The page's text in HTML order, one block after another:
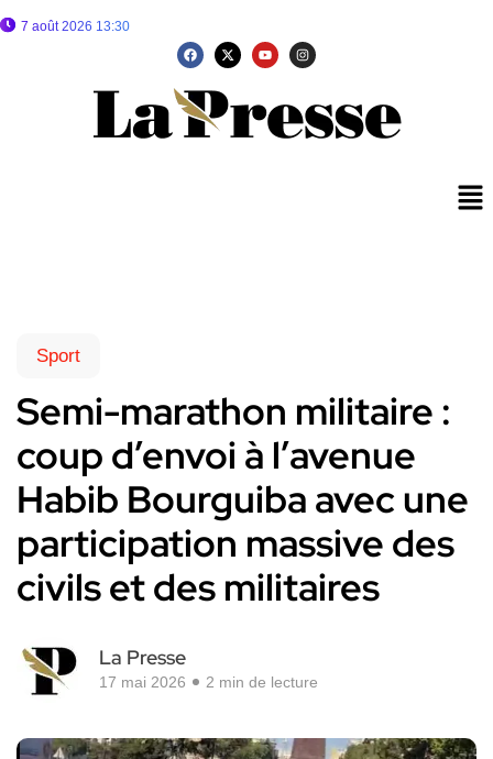
7 août 2026 13:30
Sport
Semi-marathon militaire :
coup d’envoi à l’avenue
Habib Bourguiba avec une
participation massive des
civils et des militaires
La Presse
17 mai 2026 2 min de lecture